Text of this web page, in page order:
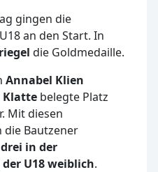
gingen die
an den Start. In
die Goldmedaille.
Annabel Klien
Klatte belegte Platz
Mit diesen
die Bautzener
in der
U18 weiblich.